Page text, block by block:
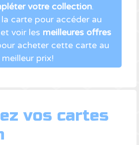
votre collection.
la carte pour accéder au
voir les meilleures offres
acheter cette carte au
meilleur prix!
vos cartes